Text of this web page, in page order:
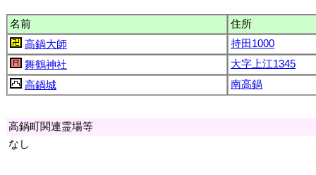
名前
住所
高鍋大師
持田1000
舞鶴神社
大字上江1345
高鍋城
南高鍋
高鍋町関連霊場等
なし